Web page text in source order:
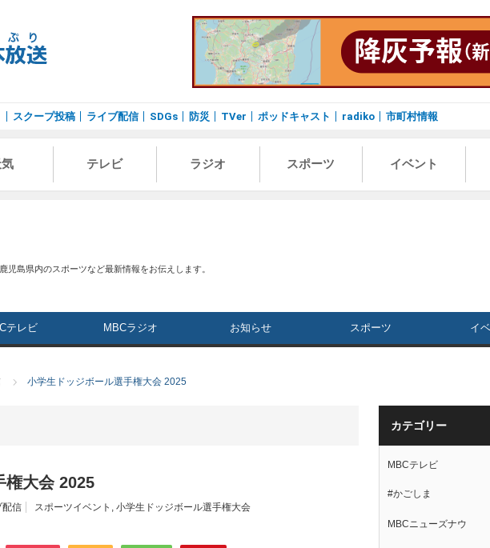
スクープ投稿 ライブ配信 SDGs 防災 TVer ポッドキャスト radiko 市町村情報
テレビ ラジオ スポーツ イベント
児島県内のスポーツなど最新情報をお伝えします。
テレビ MBCラジオ お知らせ スポーツ イ
小学生ドッジボール選手権大会 2025
権大会 2025
配信 スポーツイベント , 小学生ドッジボール選手権大会
カテゴリー
MBCテレビ
#かごしま
MBCニューズナウ